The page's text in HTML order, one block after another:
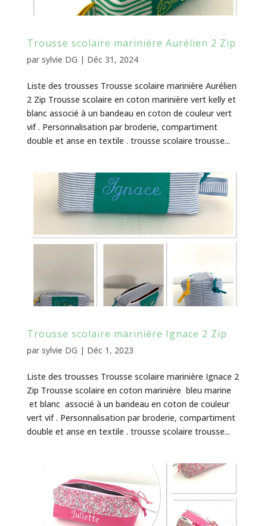
Trousse scolaire marinière Aurélien 2 Zip
par sylvie DG | Déc 31, 2024
Liste des trousses Trousse scolaire marinière Aurélien
2 Zip Trousse scolaire en coton marinière vert kelly et
blanc associé à un bandeau en coton de couleur vert
vif . Personnalisation par broderie, compartiment
double et anse en textile . trousse scolaire trousse...
Trousse scolaire marinière Ignace 2 Zip
par sylvie DG | Déc 1, 2023
Liste des trousses Trousse scolaire marinière Ignace 2
Zip Trousse scolaire en coton marinière bleu marine
et blanc associé à un bandeau en coton de couleur
vert vif . Personnalisation par broderie, compartiment
double et anse en textile . trousse scolaire trousse...